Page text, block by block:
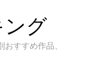
グ
すすめ作品、